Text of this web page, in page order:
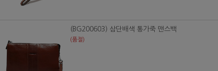
(BG200603) 삼단배색 통가죽 맨스백
(품절)